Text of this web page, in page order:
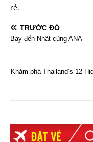
rẻ.
TRƯỚC ĐÓ
Bay đến Nhật cùng ANA
Khám phá Thailand’s 12